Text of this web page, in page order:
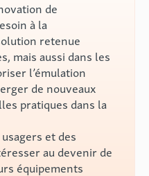
de
à la
retenue
mais aussi dans les
l’émulation
de nouveaux
pratiques dans la
et des
au devenir de
équipements